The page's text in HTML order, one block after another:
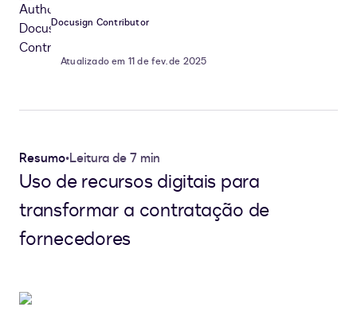
Docusign Contributor
Atualizado em 11 de fev. de 2025
Resumo•Leitura de 7 min
Uso de recursos digitais para
transformar a contratação de
fornecedores